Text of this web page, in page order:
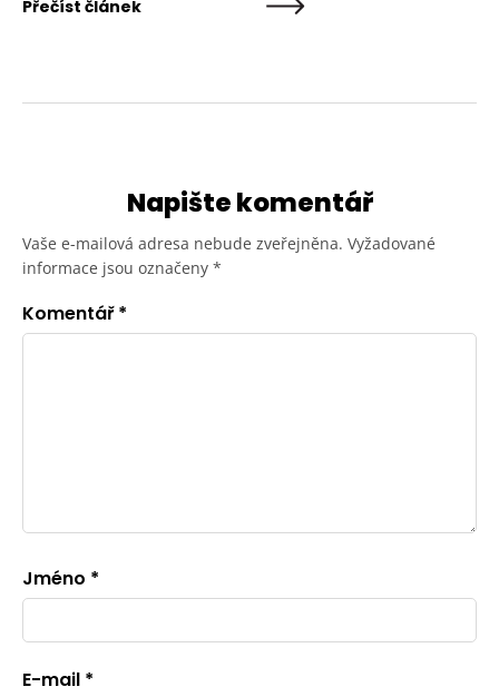
Přečíst článek
Napište komentář
Vaše e-mailová adresa nebude zveřejněna. Vyžadované
informace jsou označeny *
Komentář*
Jméno *
E-mail *